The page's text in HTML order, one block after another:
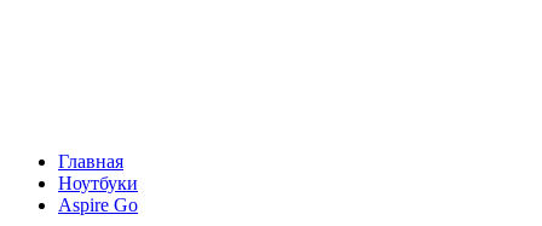
Главная
Ноутбуки
Aspire Go